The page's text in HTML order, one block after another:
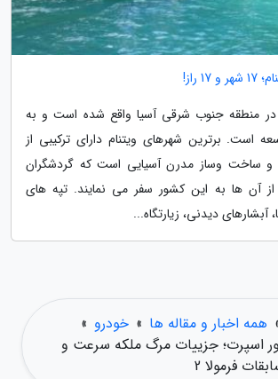
راز!
در منطقه جنوب شرقی آسیا واقع شده است و به
است. برترین شهرهای ویتنام دارای ترکیبی از
ساخت وساز مدرن آسیایی است که گردشگران
از آن ها به این کشور سفر می نمایند. تپه های
آبشارهای دیدنی، زیارتگاه...
همه اخبار و مقاله ها » خودرو »
اسپرت؛ جزییات مرگ ملکه سرعت و
فرمولا 2